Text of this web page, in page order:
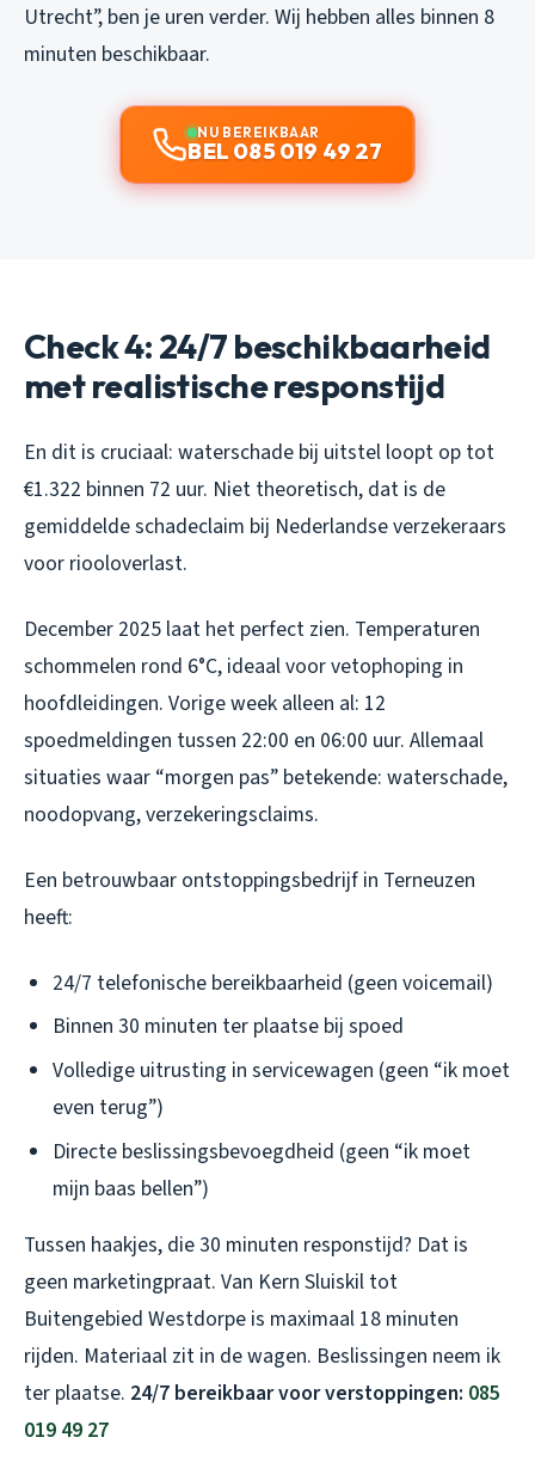
Utrecht”, ben je uren verder. Wij hebben alles binnen 8
minuten beschikbaar.
NU BEREIKBAAR
BEL 085 019 49 27
Check 4: 24/7 beschikbaarheid
met realistische responstijd
En dit is cruciaal: waterschade bij uitstel loopt op tot
€1.322 binnen 72 uur. Niet theoretisch, dat is de
gemiddelde schadeclaim bij Nederlandse verzekeraars
voor riooloverlast.
December 2025 laat het perfect zien. Temperaturen
schommelen rond 6°C, ideaal voor vetophoping in
hoofdleidingen. Vorige week alleen al: 12
spoedmeldingen tussen 22:00 en 06:00 uur. Allemaal
situaties waar “morgen pas” betekende: waterschade,
noodopvang, verzekeringsclaims.
Een betrouwbaar ontstoppingsbedrijf in Terneuzen
heeft:
24/7 telefonische bereikbaarheid (geen voicemail)
Binnen 30 minuten ter plaatse bij spoed
Volledige uitrusting in servicewagen (geen “ik moet
even terug”)
Directe beslissingsbevoegdheid (geen “ik moet
mijn baas bellen”)
Tussen haakjes, die 30 minuten responstijd? Dat is
geen marketingpraat. Van Kern Sluiskil tot
Buitengebied Westdorpe is maximaal 18 minuten
rijden. Materiaal zit in de wagen. Beslissingen neem ik
ter plaatse. 24/7 bereikbaar voor verstoppingen: 085
019 49 27